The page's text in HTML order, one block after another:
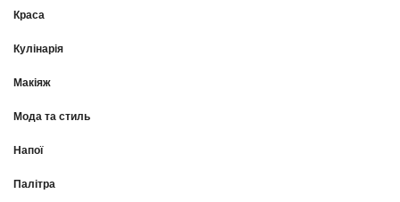
Краса
Кулінарія
Макіяж
Мода та стиль
Напої
Палітра